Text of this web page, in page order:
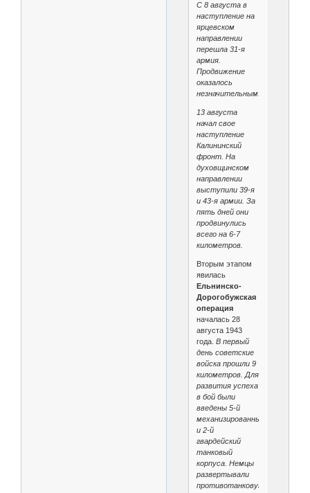
С 8 августа в
наступление на
ярцевском
направлении
перешла 31-я
армия.
Продвижение
оказалось
незначительным.
13 августа
начал свое
наступление
Калининский
фронт. На
духовщинском
направлении
выступили 39-я
и 43-я армии. За
пять дней они
продвинулись
всего на 6-7
километров.
Вторым этапом
явилась
Ельнинско-
Дорогобужская
операция
началась 28
августа 1943
года. В первый
день советские
войска прошли 9
километров. Для
развития успеха
в бой были
введены 5-й
механизированный
и 2-й
гвардейский
танковый
корпуса. Немцы
развертывали
противотанковую